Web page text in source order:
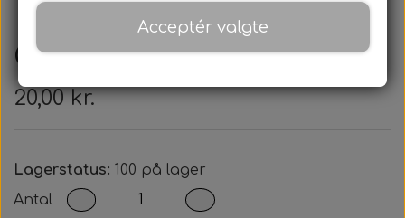
Cr1225
20,00 kr.
Lagerstatus: 100 på lager
Antal
Acceptér valgte